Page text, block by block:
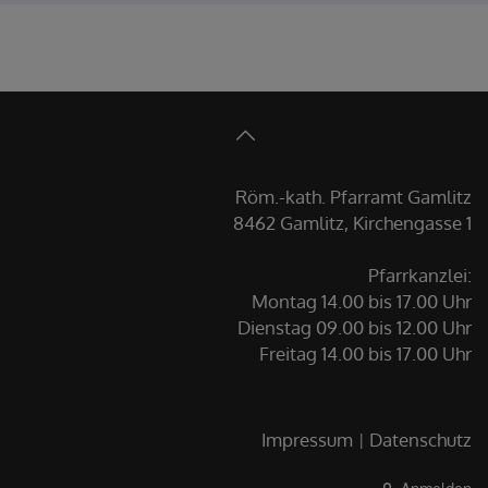
Röm.-kath. Pfarramt Gamlitz
8462 Gamlitz, Kirchengasse 1
Pfarrkanzlei:
Montag 14.00 bis 17.00 Uhr
Dienstag 09.00 bis 12.00 Uhr
Freitag 14.00 bis 17.00 Uhr
Impressum Datenschutz